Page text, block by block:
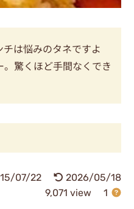
は悩みのタネですよ
驚くほど手間なくでき
07/22
2026/05/18
9,071 view
1